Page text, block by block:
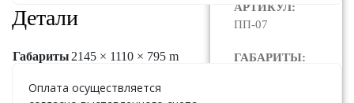
АРТИКУЛ:
ПП-07
ГАБАРИТЫ:
Детали
Габариты 2145 × 1110 × 795 m
Оплата осуществляется